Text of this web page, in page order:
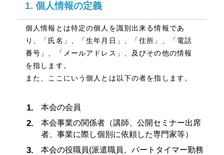
1. 個人情報の定義
個人情報とは特定の個人を識別出来る情報であ
り、「氏名」、「生年月日」、「住所」、「電話
番号」、「メールアドレス」、及びその他の情報
を指します。
また、ここにいう個人とは以下の者を指します。
本会の会員
本会事業の関係者（講師、公開セミナー出席
者、事業に際し個別に依頼した専門家等）
本会の役職員(派遣職員、パートタイマー勤務